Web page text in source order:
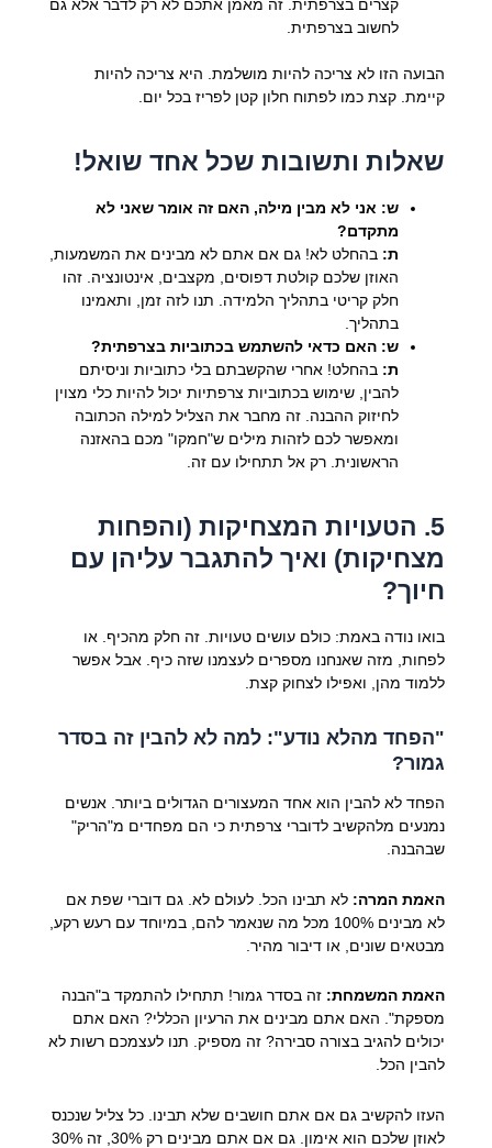
קצרים בצרפתית. זה מאמן אתכם לא רק לדבר אלא גם
לחשוב בצרפתית.
הבועה הזו לא צריכה להיות מושלמת. היא צריכה להיות
קיימת. קצת כמו לפתוח חלון קטן לפריז בכל יום.
שאלות ותשובות שכל אחד שואל!
ש: אני לא מבין מילה, האם זה אומר שאני לא
מתקדם?
ת: בהחלט לא! גם אם אתם לא מבינים את המשמעות,
האוזן שלכם קולטת דפוסים, מקצבים, אינטונציה. זהו
חלק קריטי בתהליך הלמידה. תנו לזה זמן, ותאמינו
בתהליך.
ש: האם כדאי להשתמש בכתוביות בצרפתית?
ת: בהחלט! אחרי שהקשבתם בלי כתוביות וניסיתם
להבין, שימוש בכתוביות צרפתיות יכול להיות כלי מצוין
לחיזוק ההבנה. זה מחבר את הצליל למילה הכתובה
ומאפשר לכם לזהות מילים ש"חמקו" מכם בהאזנה
הראשונית. רק אל תתחילו עם זה.
5. הטעויות המצחיקות (והפחות
מצחיקות) ואיך להתגבר עליהן עם
חיוך?
בואו נודה באמת: כולם עושים טעויות. זה חלק מהכיף. או
לפחות, מזה שאנחנו מספרים לעצמנו שזה כיף. אבל אפשר
ללמוד מהן, ואפילו לצחוק קצת.
"הפחד מהלא נודע": למה לא להבין זה בסדר
גמור?
הפחד לא להבין הוא אחד המעצורים הגדולים ביותר. אנשים
נמנעים מלהקשיב לדוברי צרפתית כי הם מפחדים מ"הריק"
שבהבנה.
האמת המרה: לא תבינו הכל. לעולם לא. גם דוברי שפת אם
לא מבינים 100% מכל מה שנאמר להם, במיוחד עם רעש רקע,
מבטאים שונים, או דיבור מהיר.
האמת המשמחת: זה בסדר גמור! תתחילו להתמקד ב"הבנה
מספקת". האם אתם מבינים את הרעיון הכללי? האם אתם
יכולים להגיב בצורה סבירה? זה מספיק. תנו לעצמכם רשות לא
להבין הכל.
העזו להקשיב גם אם אתם חושבים שלא תבינו. כל צליל שנכנס
לאוזן שלכם הוא אימון. גם אם אתם מבינים רק 30%, זה 30%